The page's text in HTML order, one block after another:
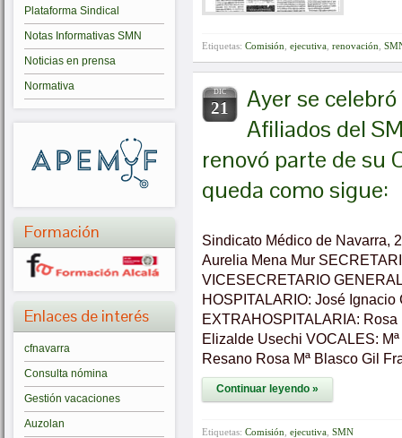
Plataforma Sindical
Notas Informativas SMN
Noticias en prensa
Normativa
Formación
Enlaces de interés
cfnavarra
Consulta nómina
Gestión vacaciones
Auzolan
Etiquetas: Comisión ejecutiva renovación
DIC
21
Ayer se
Afiliados del
renovó parte de su
queda como sigue:
Sindicato Médico de Navarra,
Aurelia Mena Mur
VICESECRETARIO
HOSPITALARIO: José
EXTRAHOSPITALARIA:
Elizalde Usechi VOCALES:
Resano Rosa Mª Blasco Gil
Continuar leyendo »
Etiquetas: Comisión ejecutiva SMN